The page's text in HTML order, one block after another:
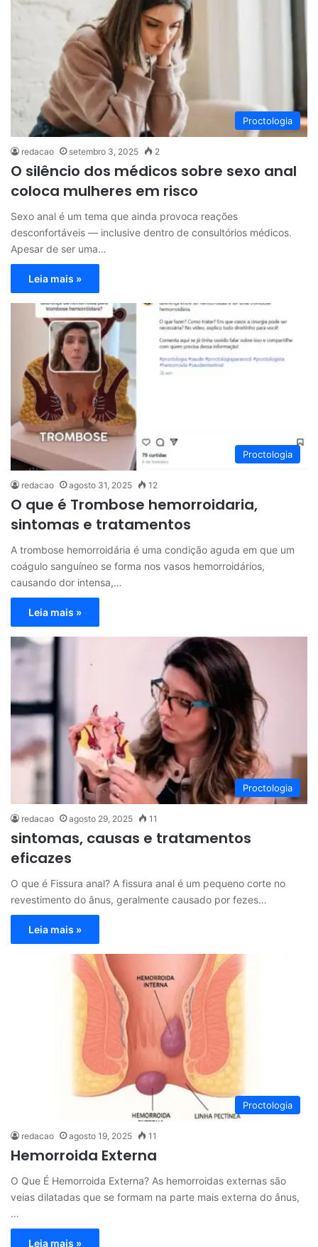
Proctologia
redacao setembro 3, 2025 2
O silêncio dos médicos sobre sexo anal
coloca mulheres em risco
Sexo anal é um tema que ainda provoca reações
desconfortáveis — inclusive dentro de consultórios médicos.
Apesar de ser uma…
Leia mais »
Proctologia
redacao agosto 31, 2025 12
O que é Trombose hemorroidaria,
sintomas e tratamentos
A trombose hemorroidária é uma condição aguda em que um
coágulo sanguíneo se forma nos vasos hemorroidários,
causando dor intensa,…
Leia mais »
Proctologia
redacao agosto 29, 2025 11
sintomas, causas e tratamentos
eficazes
O que é Fissura anal? A fissura anal é um pequeno corte no
revestimento do ânus, geralmente causado por fezes…
Leia mais »
Proctologia
redacao agosto 19, 2025 11
Hemorroida Externa
O Que É Hemorroida Externa? As hemorroidas externas são
veias dilatadas que se formam na parte mais externa do ânus,
…
Leia mais »